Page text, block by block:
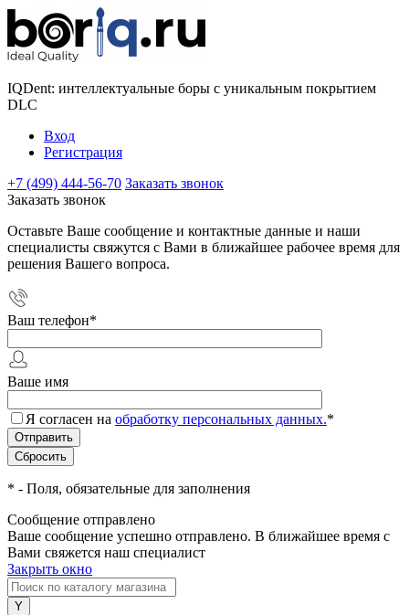
IQDent: интеллектуальные боры с уникальным покрытием
DLC
Вход
Регистрация
+7 (499) 444-56-70 Заказать звонок
Заказать звонок
Оставьте Ваше сообщение и контактные данные и наши
специалисты свяжутся с Вами в ближайшее рабочее время для
решения Вашего вопроса.
Ваш телефон*
Ваше имя
Я согласен на обработку персональных данных.*
* - Поля, обязательные для заполнения
Сообщение отправлено
Ваше сообщение успешно отправлено. В ближайшее время с
Вами свяжется наш специалист
Закрыть окно